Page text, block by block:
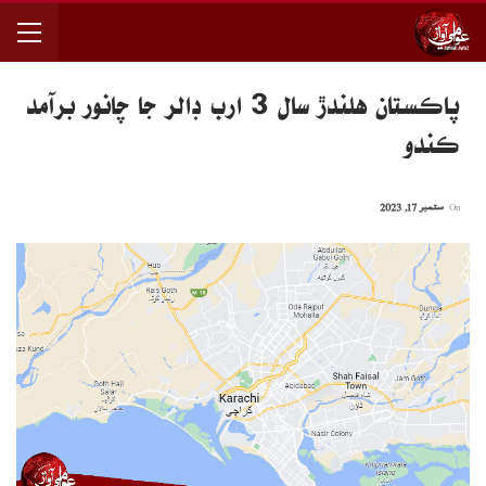
پاڪستان هلندڙ سال 3 ارب ڊالر جا چانور برآمد
ڪندو